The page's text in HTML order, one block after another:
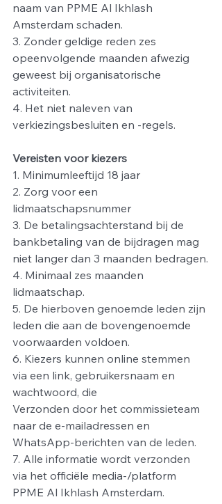
naam van PPME Al Ikhlash
Amsterdam schaden.
3. Zonder geldige reden zes
opeenvolgende maanden afwezig
geweest bij organisatorische
activiteiten.
4. Het niet naleven van
verkiezingsbesluiten en -regels.
Vereisten voor kiezers
1. Minimumleeftijd 18 jaar
2. Zorg voor een
lidmaatschapsnummer
3. De betalingsachterstand bij de
bankbetaling van de bijdragen mag
niet langer dan 3 maanden bedragen.
4. Minimaal zes maanden
lidmaatschap.
5. De hierboven genoemde leden zijn
leden die aan de bovengenoemde
voorwaarden voldoen.
6. Kiezers kunnen online stemmen
via een link, gebruikersnaam en
wachtwoord, die
Verzonden door het commissieteam
naar de e-mailadressen en
WhatsApp-berichten van de leden.
7. Alle informatie wordt verzonden
via het officiële media-/platform
PPME Al Ikhlash Amsterdam.